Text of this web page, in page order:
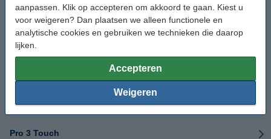
aanpassen. Klik op accepteren om akkoord te gaan. Kiest u
voor weigeren? Dan plaatsen we alleen functionele en
analytische cookies en gebruiken we technieken die daarop
lijken.
Accepteren
Weigeren
Pro 1
Pro 2
Pro 3
Pro 3 Touch